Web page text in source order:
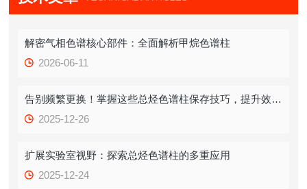
解密气相色谱核心部件：全面解析甲烷色谱柱
2026-06-11
告别频繁更换！掌握这些总烃色谱柱保存技巧，提升效率！
2025-12-26
扩展实验室视野：探索总烃色谱柱的多重应用
2025-12-24